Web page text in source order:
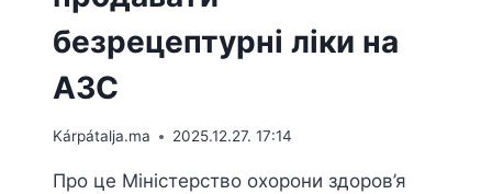
безрецептурні ліки на
АЗС
Kárpátalja.ma 2025.12.27. 17:14
Про це Міністерство охорони здоров’я